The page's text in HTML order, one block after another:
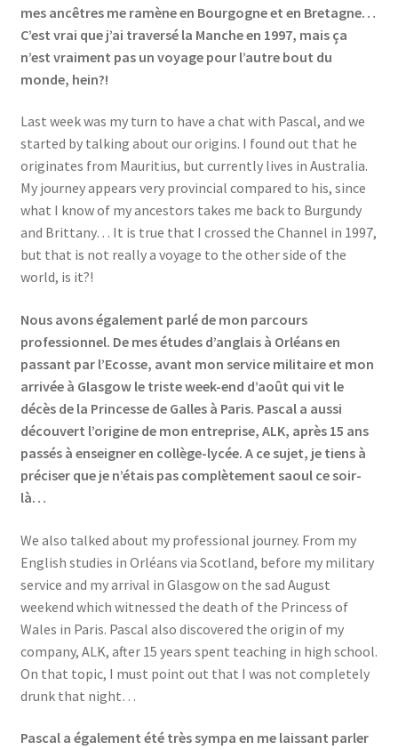
mes ancêtres me ramène en Bourgogne et en Bretagne…
C’est vrai que j’ai traversé la Manche en 1997, mais ça
n’est vraiment pas un voyage pour l’autre bout du
monde, hein?!
Last week was my turn to have a chat with Pascal, and we
started by talking about our origins. I found out that he
originates from Mauritius, but currently lives in Australia.
My journey appears very provincial compared to his, since
what I know of my ancestors takes me back to Burgundy
and Brittany… It is true that I crossed the Channel in 1997,
but that is not really a voyage to the other side of the
world, is it?!
Nous avons également parlé de mon parcours
professionnel. De mes études d’anglais à Orléans en
passant par l’Ecosse, avant mon service militaire et mon
arrivée à Glasgow le triste week-end d’août qui vit le
décès de la Princesse de Galles à Paris. Pascal a aussi
découvert l’origine de mon entreprise, ALK, après 15 ans
passés à enseigner en collège-lycée. A ce sujet, je tiens à
préciser que je n’étais pas complètement saoul ce soir-
là…
We also talked about my professional journey. From my
English studies in Orléans via Scotland, before my military
service and my arrival in Glasgow on the sad August
weekend which witnessed the death of the Princess of
Wales in Paris. Pascal also discovered the origin of my
company, ALK, after 15 years spent teaching in high school.
On that topic, I must point out that I was not completely
drunk that night…
Pascal a également été très sympa en me laissant parler